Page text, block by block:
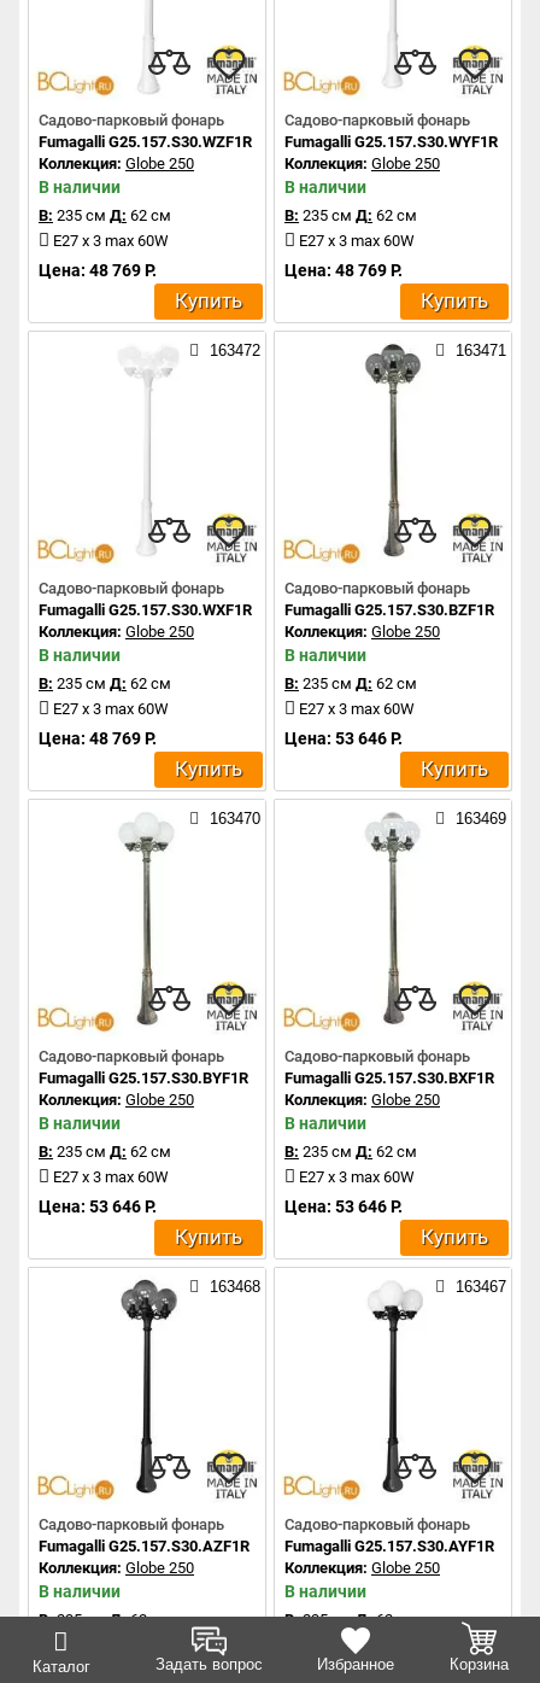
Каталог Задать вопрос Избранное Корзина
Садово-парковый фонарь
Fumagalli G25.157.S30.WZF1R
Коллекция: Globe 250
В наличии
В: 235 см Д: 62 см
E27 x 3 max 60W
Цена: 48 769 Р.
Купить
Садово-парковый фонарь
Fumagalli G25.157.S30.WYF1R
Коллекция: Globe 250
В наличии
В: 235 см Д: 62 см
E27 x 3 max 60W
Цена: 48 769 Р.
Купить
163472
Садово-парковый фонарь
Fumagalli G25.157.S30.WXF1R
Коллекция: Globe 250
В наличии
В: 235 см Д: 62 см
E27 x 3 max 60W
Цена: 48 769 Р.
Купить
163471
Садово-парковый фонарь
Fumagalli G25.157.S30.BZF1R
Коллекция: Globe 250
В наличии
В: 235 см Д: 62 см
E27 x 3 max 60W
Цена: 53 646 Р.
Купить
163470
Садово-парковый фонарь
Fumagalli G25.157.S30.BYF1R
Коллекция: Globe 250
В наличии
В: 235 см Д: 62 см
E27 x 3 max 60W
Цена: 53 646 Р.
Купить
163469
Садово-парковый фонарь
Fumagalli G25.157.S30.BXF1R
Коллекция: Globe 250
В наличии
В: 235 см Д: 62 см
E27 x 3 max 60W
Цена: 53 646 Р.
Купить
163468
Садово-парковый фонарь
Fumagalli G25.157.S30.AZF1R
Коллекция: Globe 250
В наличии
В:235 см Д:62 см
Цена: 48 769 Р.
163467
Садово-парковый фонарь
Fumagalli G25.157.S30.AYF1R
Коллекция: Globe 250
В наличии
В:235 см Д:62 см
E27 x 3 max 60W
Цена: 48 769 Р.